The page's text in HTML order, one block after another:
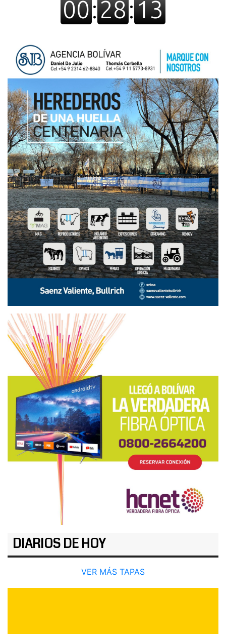
DIARIOS DE HOY
VER MÁS TAPAS